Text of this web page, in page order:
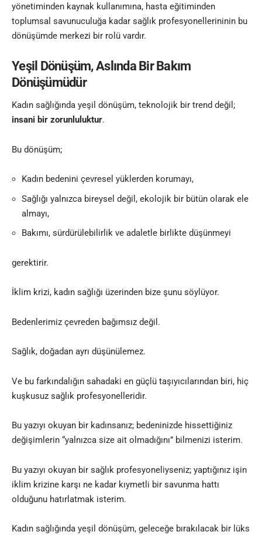
yönetiminden kaynak kullanımına, hasta eğitiminden
toplumsal savunuculuğa kadar sağlık profesyonellerininin bu
dönüşümde merkezi bir rolü vardır.
Yeşil Dönüşüm, Aslında Bir Bakım
Dönüşümüdür
Kadın sağlığında yeşil dönüşüm, teknolojik bir trend değil;
insani bir zorunluluktur.
Bu dönüşüm;
Kadın bedenini çevresel yüklerden korumayı,
Sağlığı yalnızca bireysel değil, ekolojik bir bütün olarak ele
almayı,
Bakımı, sürdürülebilirlik ve adaletle birlikte düşünmeyi
gerektirir.
İklim krizi, kadın sağlığı üzerinden bize şunu söylüyor.
Bedenlerimiz çevreden bağımsız değil.
Sağlık, doğadan ayrı düşünülemez.
Ve bu farkındalığın sahadaki en güçlü taşıyıcılarından biri, hiç
kuşkusuz sağlık profesyonelleridir.
Bu yazıyı okuyan bir kadınsanız; bedeninizde hissettiğiniz
değişimlerin “yalnızca size ait olmadığını” bilmenizi isterim.
Bu yazıyı okuyan bir sağlık profesyoneliyseniz; yaptığınız işin
iklim krizine karşı ne kadar kıymetli bir savunma hattı
olduğunu hatırlatmak isterim.
Kadın sağlığında yeşil dönüşüm, geleceğe bırakılacak bir lüks